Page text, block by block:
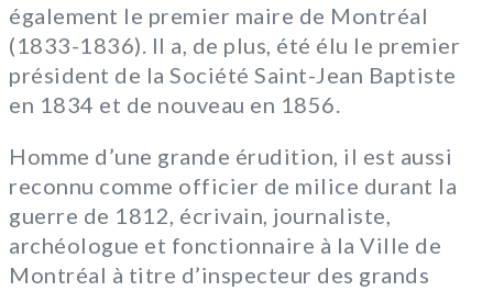
également le premier maire de Montréal
(1833-1836). Il a, de plus, été élu le premier
président de la Société Saint-Jean Baptiste
en 1834 et de nouveau en 1856.
Homme d’une grande érudition, il est aussi
reconnu comme officier de milice durant la
guerre de 1812, écrivain, journaliste,
archéologue et fonctionnaire à la Ville de
Montréal à titre d’inspecteur des grands